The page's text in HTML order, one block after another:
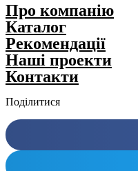
Про компанію
Каталог
Рекомендації
Нашi проекти
Контакти
Поділитися